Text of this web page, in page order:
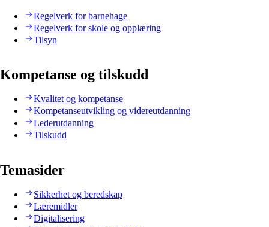
Regelverk for barnehage
Regelverk for skole og opplæring
Tilsyn
Kompetanse og tilskudd
Kvalitet og kompetanse
Kompetanseutvikling og videreutdanning
Lederutdanning
Tilskudd
Temasider
Sikkerhet og beredskap
Læremidler
Digitalisering